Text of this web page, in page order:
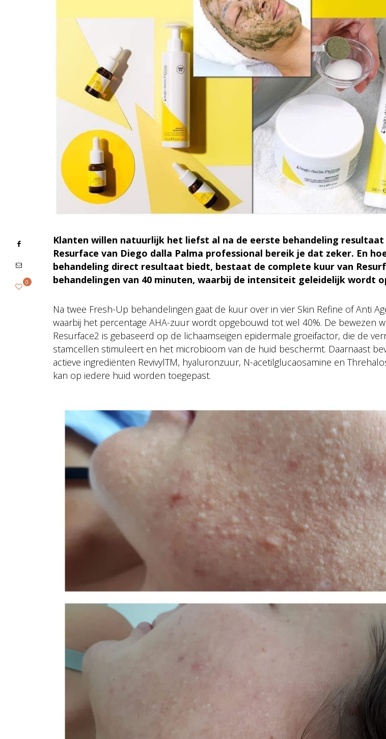
Klanten willen natuurlijk het liefst al na de eerste behandeling resultaat
Resurface van Diego dalla Palma professional bereik je dat zeker. En
behandeling direct resultaat biedt, bestaat de complete kuur van
behandelingen van 40 minuten, waarbij de intensiteit geleidelijk wordt
Na twee Fresh-Up behandelingen gaat de kuur over in vier Skin Refine of Anti
waarbij het percentage AHA-zuur wordt opgebouwd tot wel 40%. De bewezen
Resurface2 is gebaseerd op de lichaamseigen epidermale groeifactor, die de
stamcellen stimuleert en het microbioom van de huid beschermt. Daarnaast
actieve ingrediënten RevivylTM, hyaluronzuur, N-acetilglucaosamine en
kan op iedere huid worden toegepast.
0